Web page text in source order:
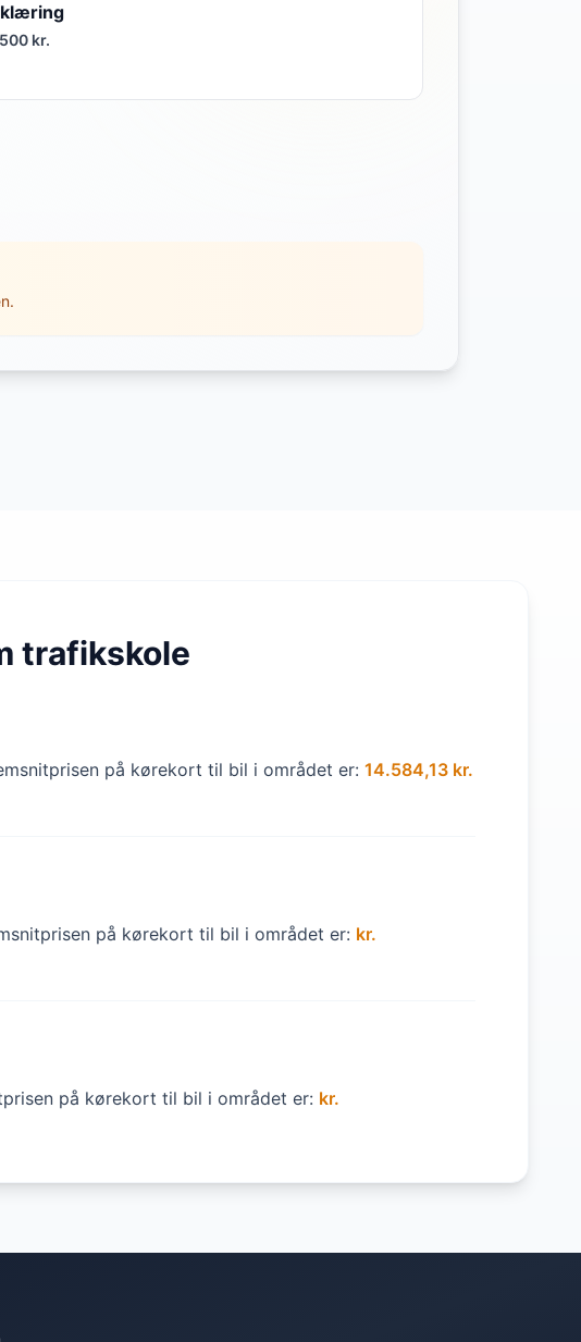
kr.
trafikskole
på kørekort til bil i området er: 14.584,13 kr.
på kørekort til bil i området er: kr.
på kørekort til bil i området er: kr.